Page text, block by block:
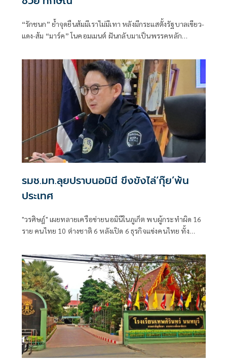
“รักชนก” ย้ำจุดยืนส้มมีเราไม่มีเทา หลังมีกระแสตั้งรัฐบาลเขียว-
แดง-ส้ม “มาร์ค” โนคอมเมนต์ ฝันกลับมาเป็นพรรคหลัก
รมช.มท.ลุยปราบนอมินี ขึงขังไล่‘กุ๊ย’พ้น
ประเทศ
"วรศิษฎ์" เผยทลายเครือข่ายนอมินีในภูเก็ต พบผู้กระทำผิด 16
ราย คนไทย 10 ต่างชาติ 6 หลังเปิด 6 ธุรกิจแข่งคนไทย ทั้ง